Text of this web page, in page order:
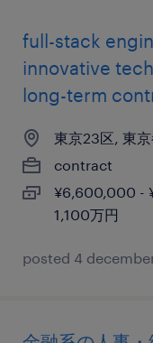
full-stack
innovative
long-term
東京23区, 東
contract
¥6,600,000 -
1,100万円
posted 4